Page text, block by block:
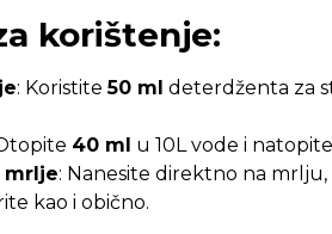
korištenje:
: Koristite50 ml deterdženta za
40 ml u 10L vode i
mrlje: Nanesite direktno na
kao i obično.